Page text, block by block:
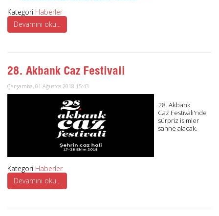
Kategori Haberler
Devamını oku...
28. Akbank Caz Festivali
Çarşamba, 01 Ağustos 2018 15:43
28. Akbank
Caz Festivali'nde
sürpriz isimler
sahne alacak.
Kategori Haberler
Devamını oku...